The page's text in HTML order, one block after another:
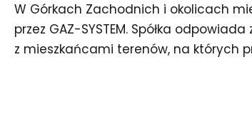
W Górkach Zachodnich i okolicach
przez GAZ-SYSTEM. Spółka
z mieszkańcami terenów, na których